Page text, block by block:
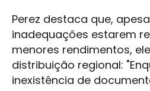
Perez destaca que,
inadequações estarem
menores rendimentos,
distribuição regional:
inexistência de